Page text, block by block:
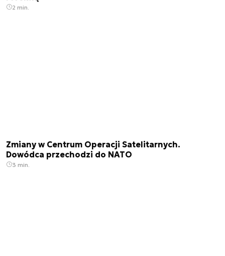
2 min.
Zmiany w Centrum Operacji Satelitarnych.
Dowódca przechodzi do NATO
3 min.